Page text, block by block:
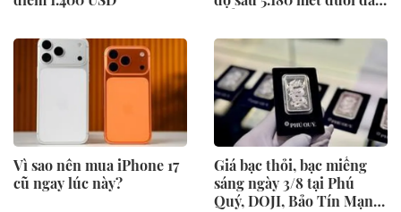
Vì sao nên mua iPhone 17
cũ ngay lúc này?
Giá bạc thỏi, bạc miếng
sáng ngày 3/8 tại Phú
Quý, DOJI, Bảo Tín Mạnh